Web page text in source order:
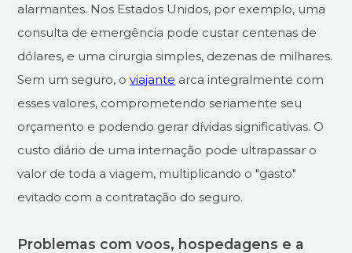
alarmantes. Nos Estados Unidos, por exemplo, uma
consulta de emergência pode custar centenas de
dólares, e uma cirurgia simples, dezenas de milhares.
Sem um seguro, oviajante arca integralmente com
esses valores, comprometendo seriamente seu
orçamento e podendo gerar dívidas significativas. O
custo diário de uma internação pode ultrapassar o
valor de toda a viagem, multiplicando o "gasto"
evitado com a contratação do seguro.
Problemas com voos, hospedagens e a